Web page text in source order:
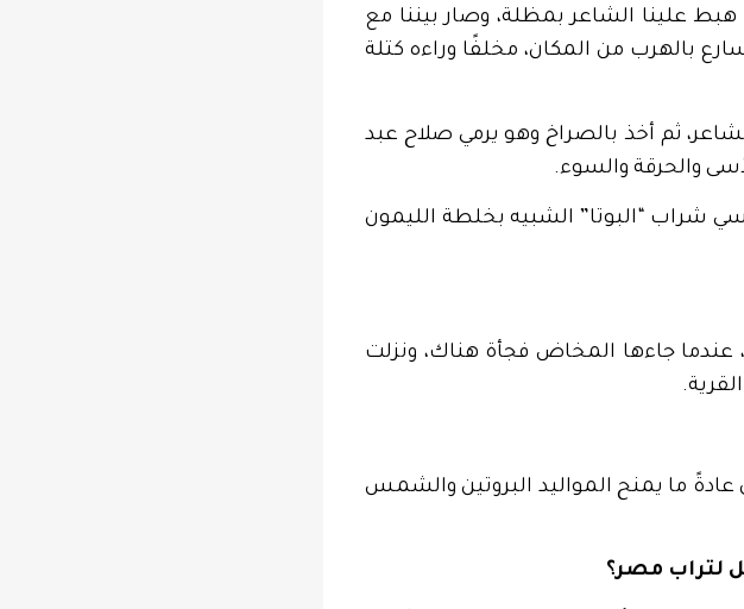
علينا الشاعر بمظلة، وصار بيننا مع
بالهرب من المكان، مخلفًا وراءه كتلة
ثم أخذ بالصراخ وهو يرمي صلاح عبد
والحرقة والسوء.
شراب “البوتا” الشبيه بخلطة الليمون
عندما جاءها المخاض فجأة هناك، ونزلت
عادةً ما يمنح المواليد البروتين والشمس
لتراب مصر؟